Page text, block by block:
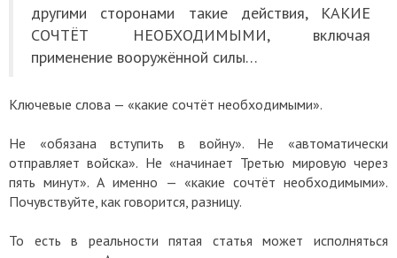
другими сторонами такие действия, КАКИЕ
СОЧТЁТ НЕОБХОДИМЫМИ, включая
применение вооружённой силы…
Ключевые слова — «какие сочтёт необходимыми».
Не «обязана вступить в войну». Не «автоматически
отправляет войска». Не «начинает Третью мировую через
пять минут». А именно — «какие сочтёт необходимыми».
Почувствуйте, как говорится, разницу.
То есть в реальности пятая статья может исполняться